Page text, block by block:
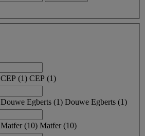
CEP (1) CEP (1)
Douwe Egberts (1) Douwe Egberts (1)
Matfer(10) Matfer(10)